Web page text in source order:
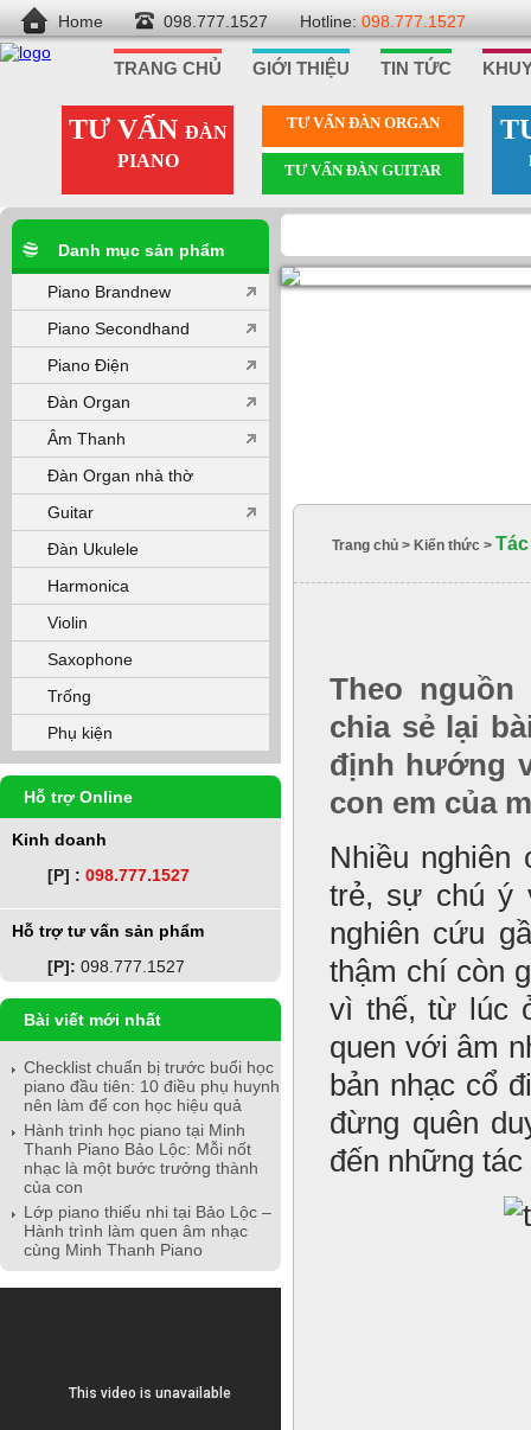
Home 098.777.1527 Hotline: 098.777.1527
TRANG CHỦ GIỚI THIỆU TIN TỨC
TƯ VẤN ĐÀN
PIANO
TƯ VẤN ÐÀN ORGAN
TƯ VẤN ÐÀN GUITAR
Danh mục sản phẩm
Piano Brandnew
Piano Secondhand
Piano Điện
Đàn Organ
Âm Thanh
Đàn Organ nhà thờ
Guitar
Đàn Ukulele
Harmonica
Violin
Saxophone
Trống
Phụ kiện
Hỗ trợ Online
Kinh doanh
[P] : 098.777.1527
Hỗ trợ tư vấn sản phẩm
[P]: 098.777.1527
Bài viết mới nhất
Checklist chuẩn bị trước buổi học
piano đầu tiên: 10 điều phụ huynh
nên làm để con học hiệu quả
Hành trình học piano tại Minh
Thanh Piano Bảo Lộc: Mỗi nốt
nhạc là một bước trưởng thành
của con
Lớp piano thiếu nhi tại Bảo Lộc –
Hành trình làm quen âm nhạc
cùng Minh Thanh Piano
Trang chủ > Kiến thức >
Theo
chia sẻ lại
định hướng
con em của
Nhiều
trẻ, sự chú ý
nghiên cứu
thậm chí còn
vì thế, từ lúc
quen với âm
bản nhạc cổ
đừng quên
đến những